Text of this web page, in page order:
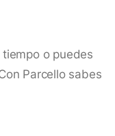
o puedes
Parcello sabes